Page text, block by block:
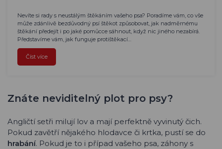
Nevíte si rady s neustálým štěkáním vašeho psa? Poradíme vám, co vše
může zdánlivě bezdůvodný psí štěkot způsobovat, jak nadměrnému
štěkání předejít i po jaké pomůcce sáhnout, když nic jiného nezabírá.
Představíme vám, jak funguje protištěkací…
Číst více
Znáte neviditelný plot pro psy?
Angličtí setři milují lov a mají perfektně vyvinutý čich.
Pokud zavětří nějakého hlodavce či krtka, pustí se do
hrabání. Pokud je to i případ vašeho psa, záhony s